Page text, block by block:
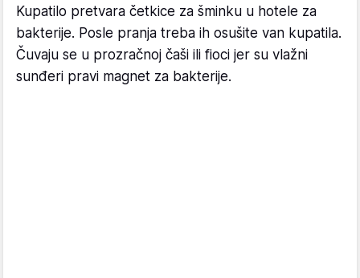
Kupatilo pretvara četkice za šminku u hotele za
bakterije. Posle pranja treba ih osušite van kupatila.
Čuvaju se u prozračnoj čaši ili fioci jer su vlažni
sunđeri pravi magnet za bakterije.